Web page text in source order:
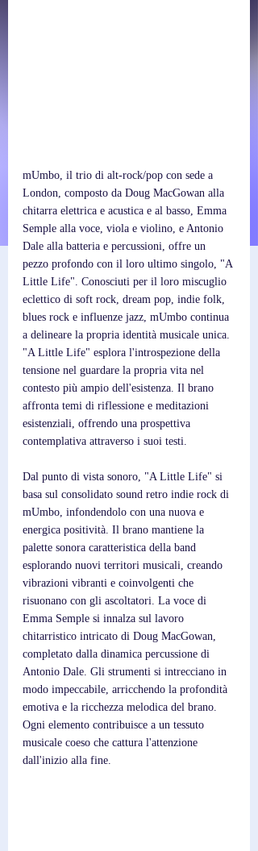
mUmbo, il trio di alt-rock/pop con sede a
London, composto da Doug MacGowan alla
chitarra elettrica e acustica e al basso, Emma
Semple alla voce, viola e violino, e Antonio
Dale alla batteria e percussioni, offre un
pezzo profondo con il loro ultimo singolo, "A
Little Life". Conosciuti per il loro miscuglio
eclettico di soft rock, dream pop, indie folk,
blues rock e influenze jazz, mUmbo continua
a delineare la propria identità musicale unica.
"A Little Life" esplora l'introspezione della
tensione nel guardare la propria vita nel
contesto più ampio dell'esistenza. Il brano
affronta temi di riflessione e meditazioni
esistenziali, offrendo una prospettiva
contemplativa attraverso i suoi testi.
Dal punto di vista sonoro, "A Little Life" si
basa sul consolidato sound retro indie rock di
mUmbo, infondendolo con una nuova e
energica positività. Il brano mantiene la
palette sonora caratteristica della band
esplorando nuovi territori musicali, creando
vibrazioni vibranti e coinvolgenti che
risuonano con gli ascoltatori. La voce di
Emma Semple si innalza sul lavoro
chitarristico intricato di Doug MacGowan,
completato dalla dinamica percussione di
Antonio Dale. Gli strumenti si intrecciano in
modo impeccabile, arricchendo la profondità
emotiva e la ricchezza melodica del brano.
Ogni elemento contribuisce a un tessuto
musicale coeso che cattura l'attenzione
dall'inizio alla fine.